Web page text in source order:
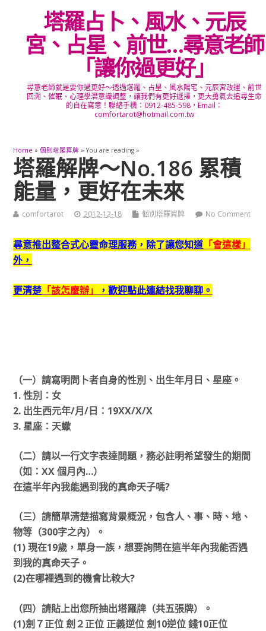
塔羅占卜、風水、元辰
宮、占星、前世…尋意老師
「讓你過更好」
尋意老師就是要你過更好～透過塔羅、占星、風水陽宅、元辰宮改運、前世
回溯、催眠、心理學潛意識調整，讓我們有更好選擇，更大勇氣去追尋生命
的自在寫意！聯絡手機：0912-485-598，Email：
comfortarot@hotmail.com.tw
Home » 個別塔羅算牌 » You are reading »
塔羅解牌～No.186 累積
能量，更好在未來
comfortarot 2012-12-18 個別塔羅算牌 No Comment
尋意推出整合式心靈命理服務，除了讓您知道「會這樣」
外，
更清楚「該怎麼辦」 ，歡迎點此連結找我聊聊。
（一）請寫明問卜者自身的性別、出生年月日、星座。
1. 性別：女
2. 出生西元年/月/日：19XX/X/X
3. 星座：天蠍
（二）請以一行文字表達問題，務必註明希望發生的期間
（如：XX 個月內…）
在這半年內我能遇到我的真命天子嗎?
（三）請簡單清楚描寫背景概況，包含人、事、時、地、
物等（300字之內）。
(1) 現在19歲，單身一族，想要詢問在這半年內我能否遇
到我的真命天子。
(2)在哪裡遇到的機會比較大?
（四）請貼上出您所抽出塔羅牌（共五張牌）。
(1)劍７正位 劍２正位 正義逆位 劍10逆位 錢10正位